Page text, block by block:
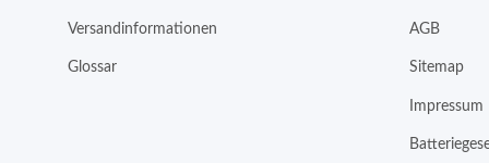
Versandinformationen
Glossar
AGB
Sitemap
Impressum